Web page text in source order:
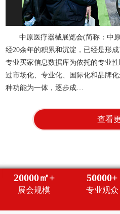
中原医疗器械展览会(简称：中
经20余年的积累和沉淀，已经是形
专业买家信息数据库为依托的专业
过市场化、专业化、国际化和品牌
种功能为一体，逐步成…
查看
20000㎡+
展会规模
50000+
专业观众